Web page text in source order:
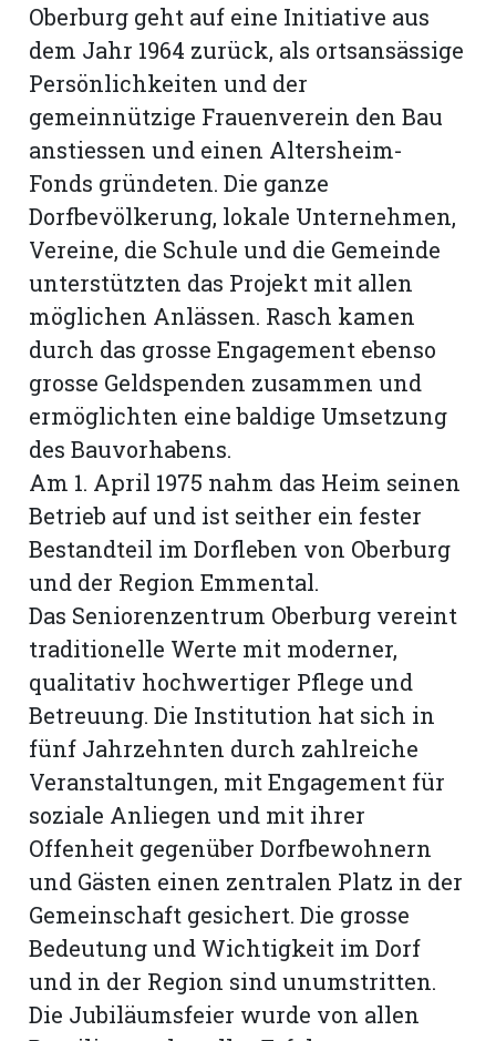
Oberburg geht auf eine Initiative aus
dem Jahr 1964 zurück, als ortsansässige
Persönlichkeiten und der
gemeinnützige Frauenverein den Bau
anstiessen und einen Altersheim-
Fonds gründeten. Die ganze
Dorfbevölkerung, lokale Unternehmen,
Vereine, die Schule und die Gemeinde
unterstützten das Projekt mit allen
möglichen Anlässen. Rasch kamen
durch das grosse Engagement ebenso
grosse Geldspenden zusammen und
ermöglichten eine baldige Umsetzung
des Bauvorhabens.
Am 1. April 1975 nahm das Heim seinen
Betrieb auf und ist seither ein fester
Bestandteil im Dorfleben von Oberburg
und der Region Emmental.
Das Seniorenzentrum Oberburg vereint
traditionelle Werte mit moderner,
qualitativ hochwertiger Pflege und
Betreuung. Die Institution hat sich in
fünf Jahrzehnten durch zahlreiche
Veranstaltungen, mit Engagement für
soziale Anliegen und mit ihrer
Offenheit gegenüber Dorfbewohnern
und Gästen einen zentralen Platz in der
Gemeinschaft gesichert. Die grosse
Bedeutung und Wichtigkeit im Dorf
und in der Region sind unumstritten.
Die Jubiläumsfeier wurde von allen